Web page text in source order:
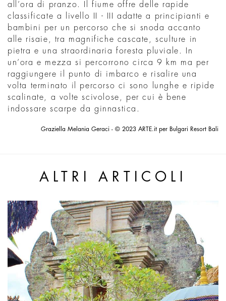
all’ora di pranzo. Il fiume offre delle rapide
classificate a livello II - III adatte a principianti e
bambini per un percorso che si snoda accanto
alle risaie, tra magnifiche cascate, sculture in
pietra e una straordinaria foresta pluviale. In
un’ora e mezza si percorrono circa 9 km ma per
raggiungere il punto di imbarco e risalire una
volta terminato il percorso ci sono lunghe e ripide
scalinate, a volte scivolose, per cui è bene
indossare scarpe da ginnastica.
Graziella Melania Geraci - © 2023 ARTE.it per Bulgari Resort Bali
ALTRI ARTICOLI